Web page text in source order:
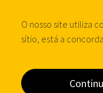
O nosso site utiliza
sítio, está a